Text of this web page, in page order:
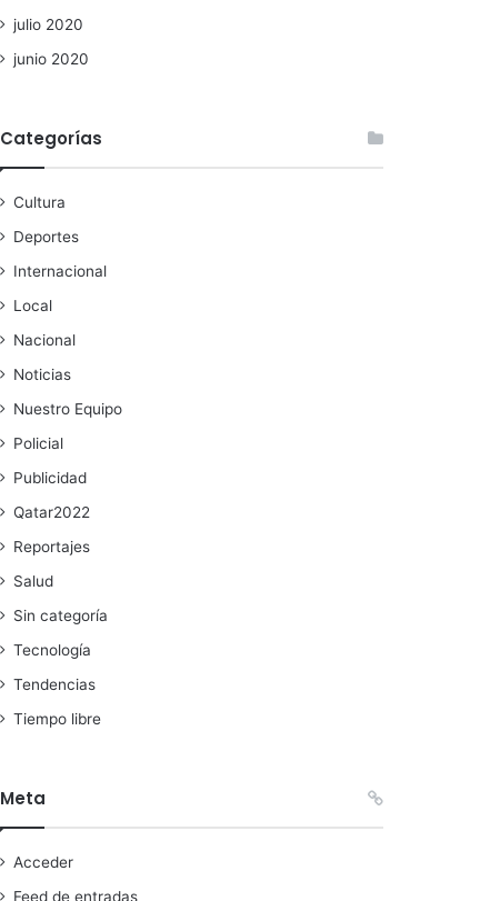
julio 2020
junio 2020
Categorías
Cultura
Deportes
Internacional
Local
Nacional
Noticias
Nuestro Equipo
Policial
Publicidad
Qatar2022
Reportajes
Salud
Sin categoría
Tecnología
Tendencias
Tiempo libre
Meta
Acceder
Feed de entradas